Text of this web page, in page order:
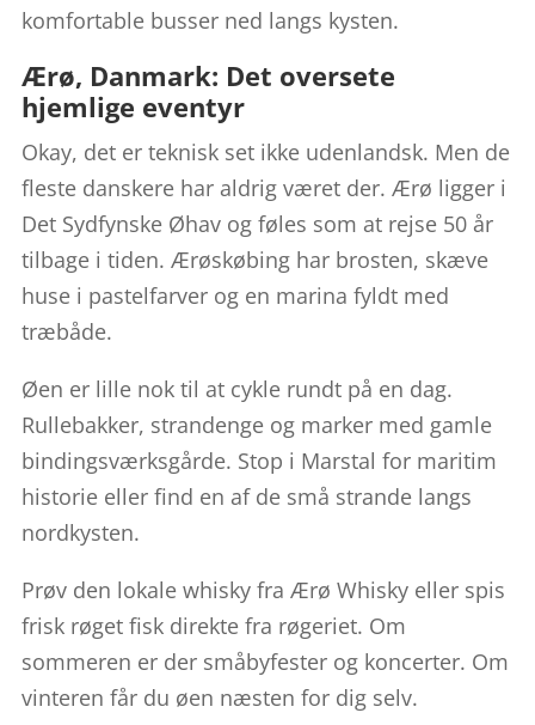
komfortable busser ned langs kysten.
Ærø, Danmark: Det oversete
hjemlige eventyr
Okay, det er teknisk set ikke udenlandsk. Men de
fleste danskere har aldrig været der. Ærø ligger i
Det Sydfynske Øhav og føles som at rejse 50 år
tilbage i tiden. Ærøskøbing har brosten, skæve
huse i pastelfarver og en marina fyldt med
træbåde.
Øen er lille nok til at cykle rundt på en dag.
Rullebakker, strandenge og marker med gamle
bindingsværksgårde. Stop i Marstal for maritim
historie eller find en af de små strande langs
nordkysten.
Prøv den lokale whisky fra Ærø Whisky eller spis
frisk røget fisk direkte fra røgeriet. Om
sommeren er der småbyfester og koncerter. Om
vinteren får du øen næsten for dig selv.